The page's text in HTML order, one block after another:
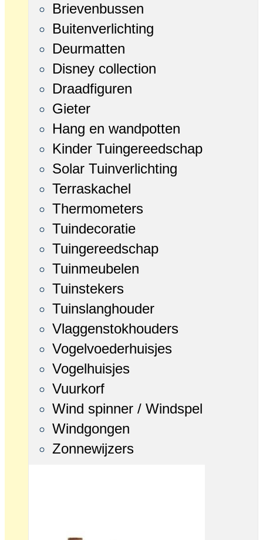
Brievenbussen
Buitenverlichting
Deurmatten
Disney collection
Draadfiguren
Gieter
Hang en wandpotten
Kinder Tuingereedschap
Solar Tuinverlichting
Terraskachel
Thermometers
Tuindecoratie
Tuingereedschap
Tuinmeubelen
Tuinstekers
Tuinslanghouder
Vlaggenstokhouders
Vogelvoederhuisjes
Vogelhuisjes
Vuurkorf
Wind spinner / Windspel
Windgongen
Zonnewijzers